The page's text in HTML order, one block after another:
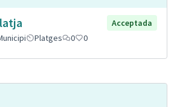
Acceptada
Platges 0 0